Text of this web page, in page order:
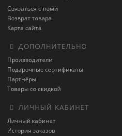
Связаться с нами
Возврат товара
Карта сайта
ДОПОЛНИТЕЛЬНО
Производители
Подарочные сертификаты
Партнёры
Товары со скидкой
ЛИЧНЫЙ КАБИНЕТ
Личный кабинет
История заказов